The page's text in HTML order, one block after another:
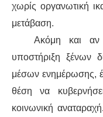
χωρίς οργανωτική
μετάβαση.
Ακόμη και αν
υποστήριξη ξένων
μέσων ενημέρωσης,
θέση να
κοινωνική